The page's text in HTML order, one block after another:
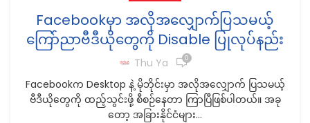
Facebookမှာ အလိုအလျှောက်ပြသမယ့်
ကြော်ညာဗီဒီယိုတွေကို Disable ပြုလုပ်နည်း
Thu Ya 0
Facebookက Desktop နဲ့ မိုဘိုင်းမှာ အလိုအလျှောက် ပြသမယ့်
ဗီဒီယိုတွေကို ထည့်သွင်းဖို့ စီစဉ်နေတာ ကြာပြီဖြစ်ပါတယ်။ အခု
တော့ အခြားနိုင်ငံများ...